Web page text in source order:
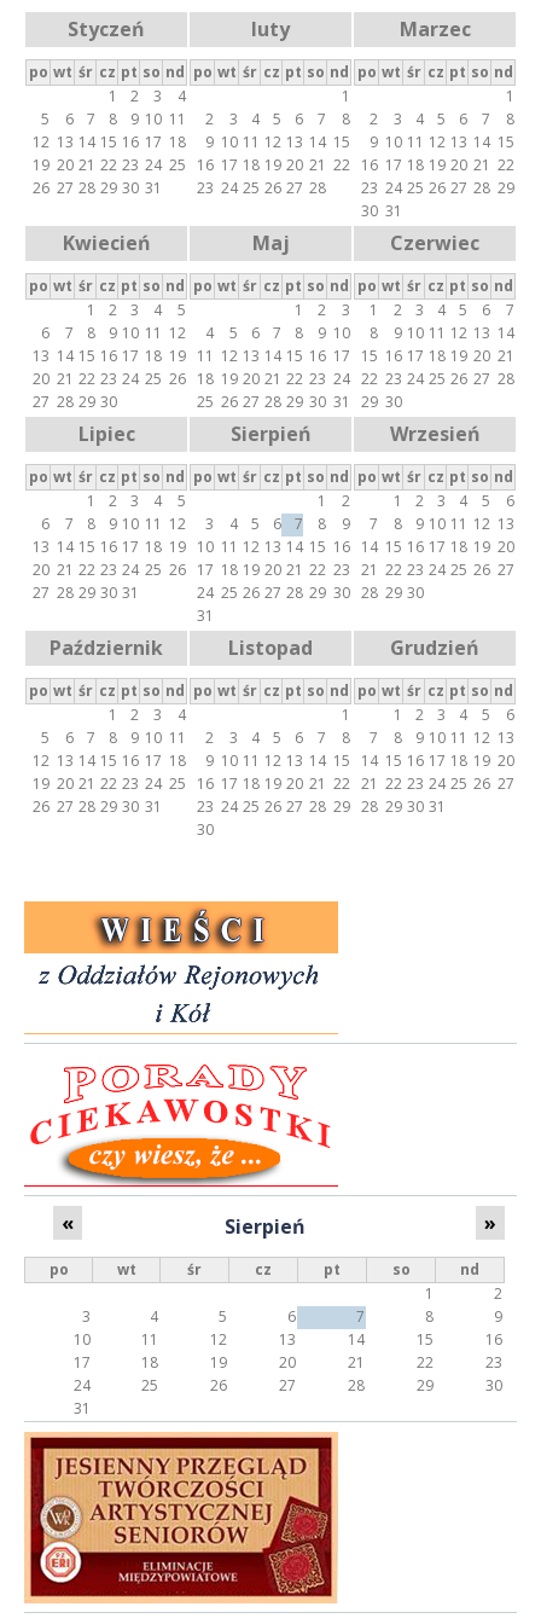
t
y
w
a
k
a
r
t
a
)
Styczeń
po wt śr cz pt so nd
1
2 3
4
5
6 7 8 9 10 11
12 13 14 15 16 17 18
19 20 21 22 23 24 25
26 27 28 29 30 31
luty
po wt śr cz pt so nd
1
2
3 4 5 6 7
8
9 10 11 12 13 14 15
16 17 18 19 20 21 22
23 24 25 26 27 28
Marzec
po wt śr cz pt so nd
1
2
3 4 5 6 7
8
9 10 11 12 13 14 15
16 17 18 19 20 21 22
23 24 25 26 27 28 29
30 31
Kwiecień
po wt śr cz pt so nd
1
2 3 4
5
6
7 8 9 10 11 12
13 14 15 16 17 18 19
20 21 22 23 24 25 26
27 28 29 30
Maj
po wt śr cz pt so nd
1
2
3
4
5 6 7 8 9 10
11 12 13 14 15 16 17
18 19 20 21 22 23 24
25 26 27 28 29 30 31
Czerwiec
po wt śr cz pt so nd
1
2 3 4 5 6
7
8
9 10 11 12 13 14
15 16 17 18 19 20 21
22 23 24 25 26 27 28
29 30
Lipiec
po wt śr cz pt so nd
1
2 3 4
5
6
7 8 9 10 11 12
13 14 15 16 17 18 19
20 21 22 23 24 25 26
27 28 29 30 31
Sierpień
po wt śr cz pt so nd
1
2
3
4 5 6 7 8
9
10 11 12 13 14 15 16
17 18 19 20 21 22 23
24 25 26 27 28 29 30
31
Wrzesień
po wt śr cz pt so nd
1
2 3 4 5
6
7
8 9 10 11 12 13
14 15 16 17 18 19 20
21 22 23 24 25 26 27
28 29 30
Październik
po wt śr cz pt so nd
1
2 3
4
5
6 7 8 9 10 11
12 13 14 15 16 17 18
19 20 21 22 23 24 25
26 27 28 29 30 31
Listopad
po wt śr cz pt so nd
1
2
3 4 5 6 7
8
9 10 11 12 13 14 15
16 17 18 19 20 21 22
23 24 25 26 27 28 29
30
Grudzień
po wt śr cz pt so nd
1
2 3 4 5
6
7
8 9 10 11 12 13
14 15 16 17 18 19 20
21 22 23 24 25 26 27
28 29 30 31
Sierpień
« »
po wt śr cz pt so
nd
1
2
3
4 5 6 7 8
9
10
11 12 13 14 15
16
17
18 19 20 21 22
23
24
25 26 27 28 29
30
31